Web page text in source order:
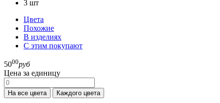
3 шт
Цвета
Похожие
В изделиях
С этим покупают
5000руб
Цена за единицу
На все цвета Каждого цвета